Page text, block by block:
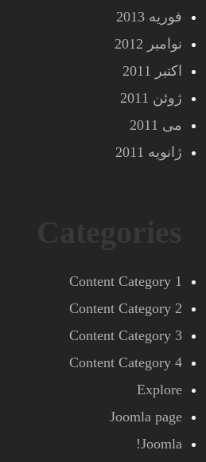
فوریه 2013
نوامبر 2012
اکتبر 2011
ژوئن 2011
می 2011
ژانویه 2011
Content Category 1
Content Category 2
Content Category 3
Content Category 4
Explore
Joomla page
Joomla!